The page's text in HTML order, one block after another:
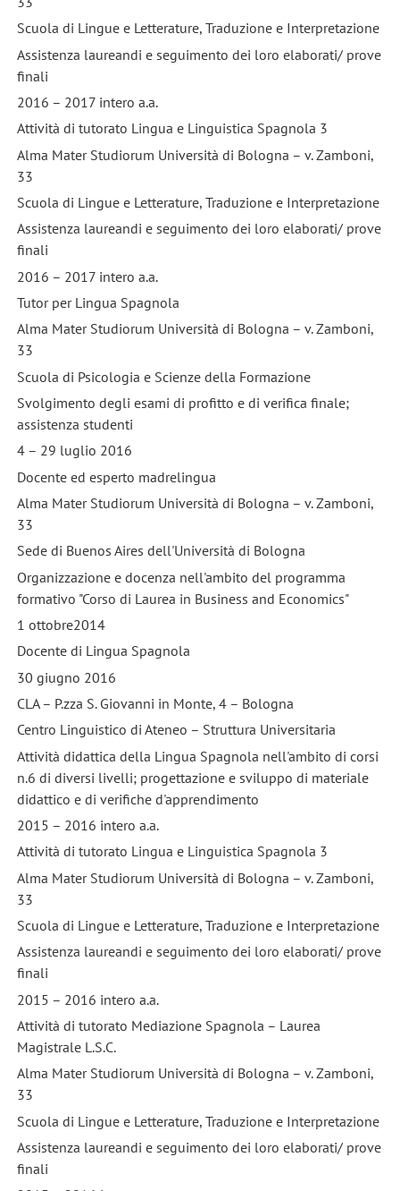
Scuola di Lingue e Letterature, Traduzione e Interpretazione
Assistenza laureandi e seguimento dei loro elaborati/ prove
finali
2016 – 2017 intero a.a.
Attività di tutorato Lingua e Linguistica Spagnola 3
Alma Mater Studiorum Università di Bologna – v. Zamboni,
33
Scuola di Lingue e Letterature, Traduzione e Interpretazione
Assistenza laureandi e seguimento dei loro elaborati/ prove
finali
2016 – 2017 intero a.a.
Tutor per Lingua Spagnola
Alma Mater Studiorum Università di Bologna – v. Zamboni,
33
Scuola di Psicologia e Scienze della Formazione
Svolgimento degli esami di profitto e di verifica finale;
assistenza studenti
4 – 29 luglio 2016
Docente ed esperto madrelingua
Alma Mater Studiorum Università di Bologna – v. Zamboni,
33
Sede di Buenos Aires dell'Università di Bologna
Organizzazione e docenza nell'ambito del programma
formativo "Corso di Laurea in Business and Economics"
1 ottobre2014
Docente di Lingua Spagnola
30 giugno 2016
CLA – P.zza S. Giovanni in Monte, 4 – Bologna
Centro Linguistico di Ateneo – Struttura Universitaria
Attività didattica della Lingua Spagnola nell'ambito di corsi
n.6 di diversi livelli; progettazione e sviluppo di materiale
didattico e di verifiche d'apprendimento
2015 – 2016 intero a.a.
Attività di tutorato Lingua e Linguistica Spagnola 3
Alma Mater Studiorum Università di Bologna – v. Zamboni,
33
Scuola di Lingue e Letterature, Traduzione e Interpretazione
Assistenza laureandi e seguimento dei loro elaborati/ prove
finali
2015 – 2016 intero a.a.
Attività di tutorato Mediazione Spagnola – Laurea
Magistrale L.S.C.
Alma Mater Studiorum Università di Bologna – v. Zamboni,
33
Scuola di Lingue e Letterature, Traduzione e Interpretazione
Assistenza laureandi e seguimento dei loro elaborati/ prove
finali